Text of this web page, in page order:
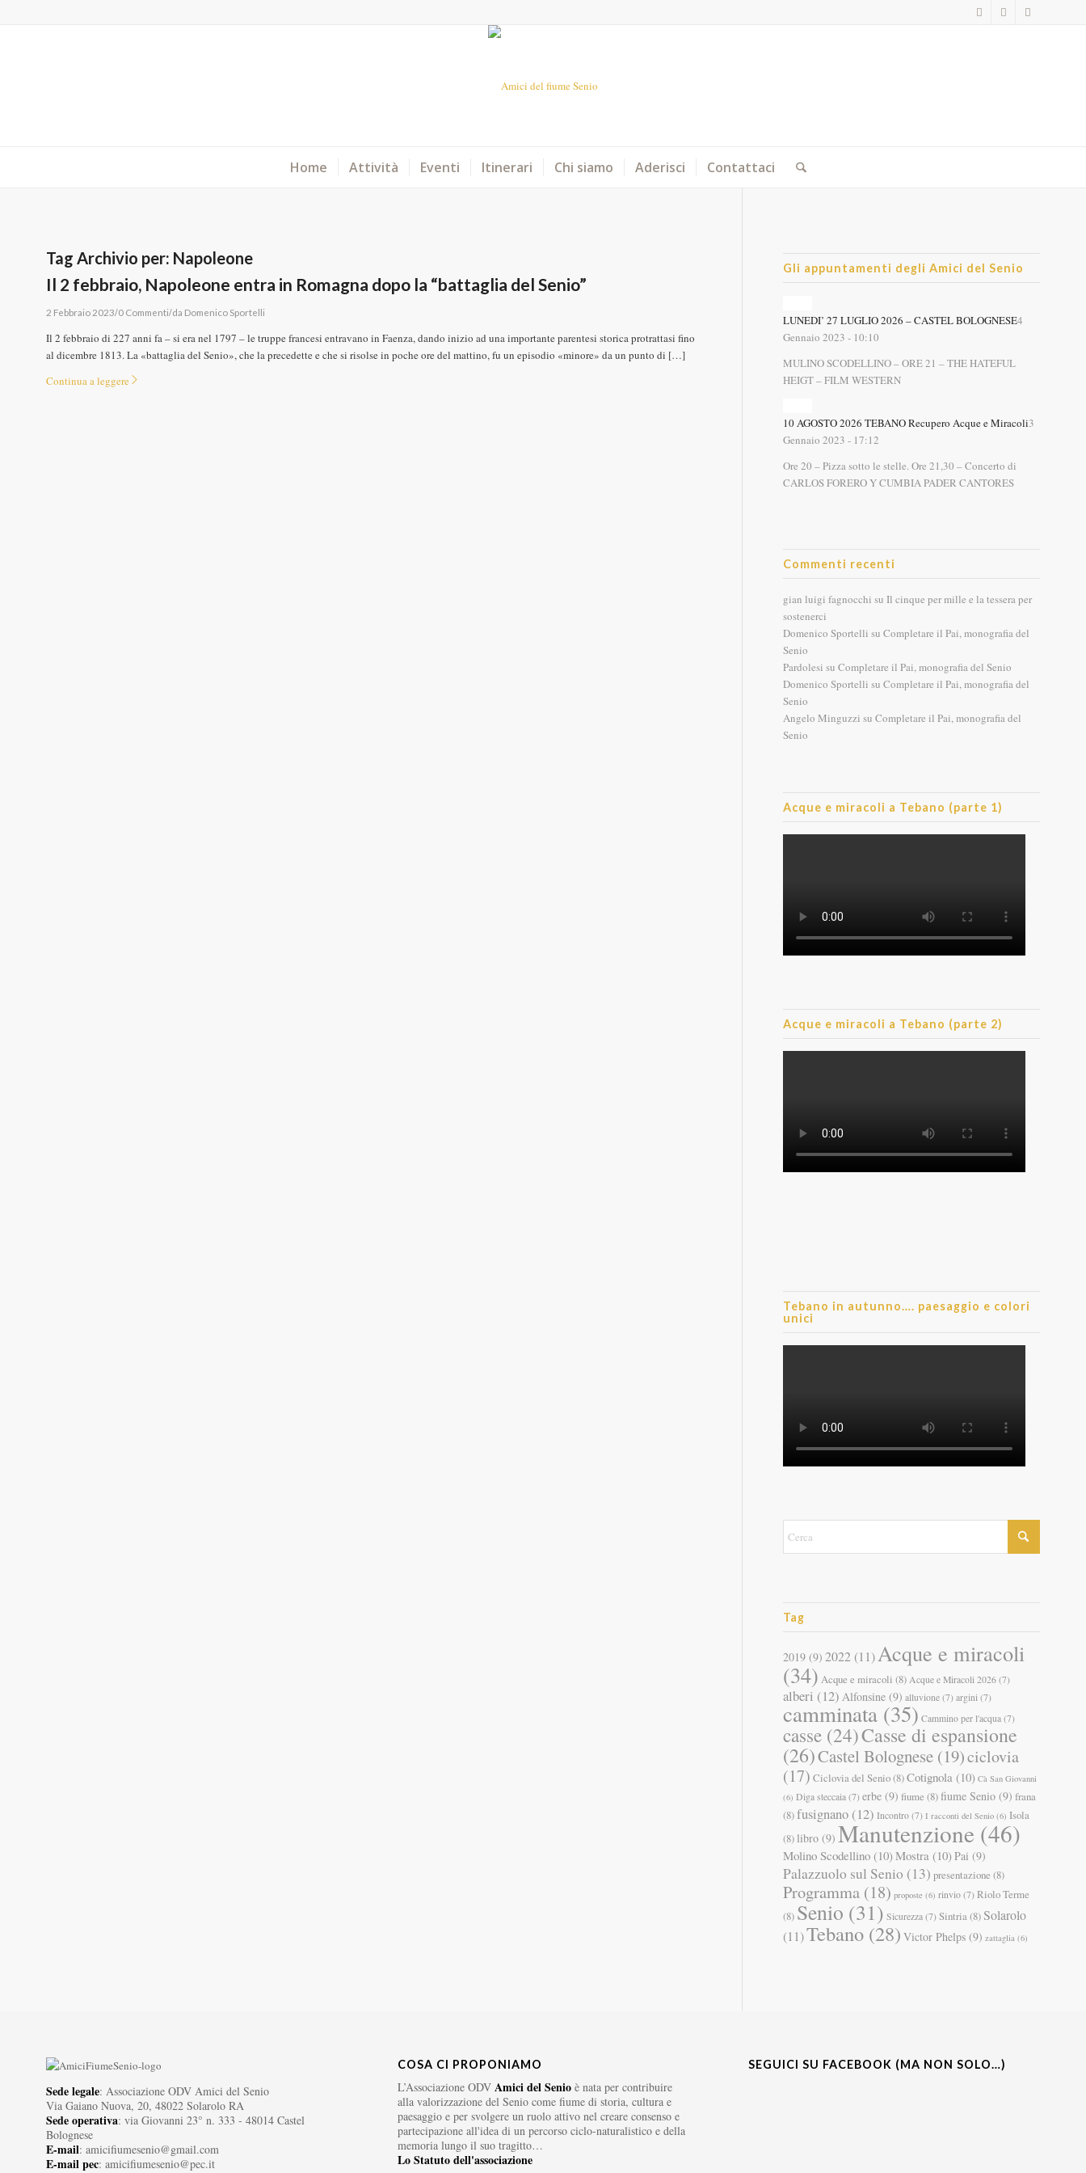
Home Attività Eventi Itinerari Chi siamo Aderisci Contattaci
Tag Archivio per: Napoleone
Il 2 febbraio, Napoleone entra in Romagna dopo la “battaglia del Senio”
2 Febbraio 2023/0 Commenti/da Domenico Sportelli
Il 2 febbraio di 227 anni fa – si era nel 1797 – le truppe francesi entravano in Faenza, dando inizio ad una importante parentesi storica protrattasi fino
al dicembre 1813. La «battaglia del Senio», che la precedette e che si risolse in poche ore del mattino, fu un episodio «minore» da un punto di […]
Continua a leggere
Gli appuntamenti degli Amici del Senio
LUNEDI’ 27 LUGLIO 2026 – CASTEL BOLOGNESE4
Gennaio 2023 - 10:10
MULINO SCODELLINO – ORE 21 – THE HATEFUL
HEIGT – FILM WESTERN
10 AGOSTO 2026 TEBANO Recupero Acque e Miracoli3
Gennaio 2023 - 17:12
Ore 20 – Pizza sotto le stelle. Ore 21,30 – Concerto di
CARLOS FORERO Y CUMBIA PADER CANTORES
Commenti recenti
gian luigi fagnocchi su Il cinque per mille e la tessera per
sostenerci
Domenico Sportelli su Completare il Pai, monografia del
Senio
Pardolesi su Completare il Pai, monografia del Senio
Domenico Sportelli su Completare il Pai, monografia del
Senio
Angelo Minguzzi su Completare il Pai, monografia del
Senio
Acque e miracoli a Tebano (parte 1)
Acque e miracoli a Tebano (parte 2)
Tebano in autunno…. paesaggio e colori
unici
Tag
2019 (9) 2022 (11)Acque e miracoli
(34) Acque e miracoli (8) Acque e Miracoli 2026 (7)
alberi (12) Alfonsine (9) alluvione (7) argini (7)
camminata (35) Cammino per l'acqua (7)
casse (24)Casse di espansione
(26)Castel Bolognese (19)ciclovia
(17) Ciclovia del Senio(8)Cotignola (10) Cà San Giovanni
(6) Diga steccaia (7) erbe (9) fiume (8)fiume Senio (9) frana
(8)fusignano (12) Incontro (7) I racconti del Senio (6) Isola
(8) libro (9) Manutenzione (46)
Molino Scodellino (10)Mostra (10)Pai (9)
Palazzuolo sul Senio (13) presentazione (8)
Programma (18) proposte (6) rinvio (7) Riolo Terme
(8) Senio (31) Sicurezza (7) Sintria(8) Solarolo
(11)Tebano (28) Victor Phelps (9) zattaglia (6)
Sede legale: Associazione ODV Amici del Senio
Via Gaiano Nuova, 20, 48022 Solarolo RA
Sede operativa: via Giovanni 23° n. 333 - 48014 Castel
Bolognese
E-mail: amicifiumesenio@gmail.com
E-mail pec: amicifiumesenio@pec.it
COSA CI PROPONIAMO
L’Associazione ODV Amici del Senioè nata per contribuire
alla valorizzazione del Senio come fiume di storia, cultura e
paesaggio e per svolgere un ruolo attivo nel creare consenso e
partecipazione all'idea di un percorso ciclo-naturalistico e della
memoria lungo il suo tragitto…
Lo Statuto dell'associazione
SEGUICI SU FACEBOOK (MA NON SOLO…)